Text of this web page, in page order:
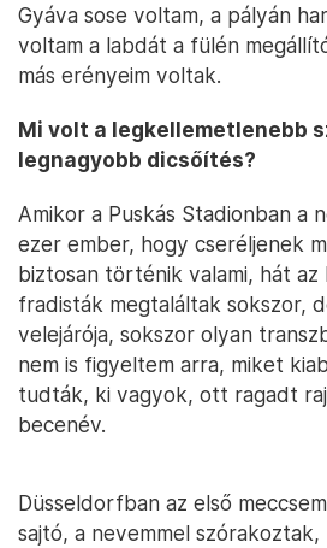
Gyáva sose voltam, a pályán
voltam a labdát a fülén
más erényeim voltak.
Mi volt a legkellemetlenebb
legnagyobb dicsőítés?
Amikor a Puskás Stadionban a
ezer ember, hogy cseréljenek
biztosan történik valami, hát
fradisták megtaláltak sokszor,
velejárója, sokszor olyan
nem is figyeltem arra, miket
tudták, ki vagyok, ott ragadt
becenév.
Düsseldorfban az első
sajtó, a nevemmel